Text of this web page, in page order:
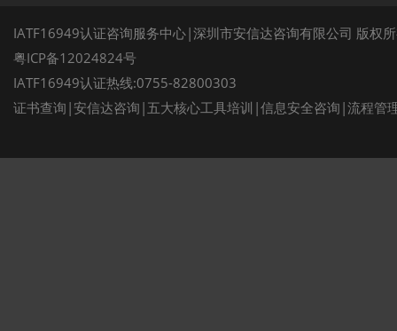
IATF16949认证咨询服务中心|深圳市安信达咨询有限公司 版权
粤ICP备12024824号
IATF16949认证热线:0755-82800303
证书查询 | 安信达咨询 | 五大核心工具培训 |信息安全咨询 |流程管